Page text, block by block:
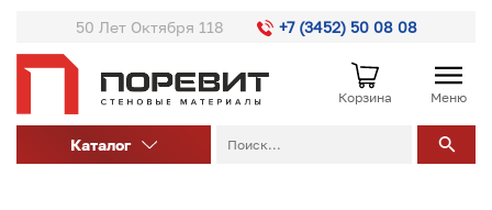
50 Лет Октября 118 +7 (3452) 50 08 08
Корзина Меню
Каталог